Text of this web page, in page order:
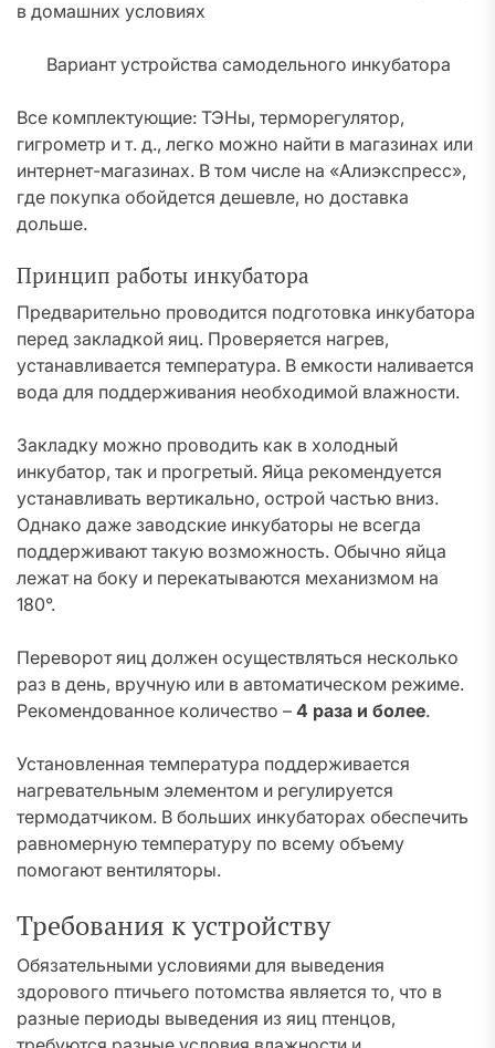
Вариант устройства самодельного инкубатора
Все комплектующие: ТЭНы, терморегулятор,
гигрометр и т. д., легко можно найти в магазинах или
интернет-магазинах. В том числе на «Алиэкспресс»,
где покупка обойдется дешевле, но доставка
дольше.
Принцип работы инкубатора
Предварительно проводится подготовка инкубатора
перед закладкой яиц. Проверяется нагрев,
устанавливается температура. В емкости наливается
вода для поддерживания необходимой влажности.
Закладку можно проводить как в холодный
инкубатор, так и прогретый. Яйца рекомендуется
устанавливать вертикально, острой частью вниз.
Однако даже заводские инкубаторы не всегда
поддерживают такую возможность. Обычно яйца
лежат на боку и перекатываются механизмом на
180°.
Переворот яиц должен осуществляться несколько
раз в день, вручную или в автоматическом режиме.
Рекомендованное количество – 4 раза и более.
Установленная температура поддерживается
нагревательным элементом и регулируется
термодатчиком. В больших инкубаторах обеспечить
равномерную температуру по всему объему
помогают вентиляторы.
Требования к устройству
Обязательными условиями для выведения
здорового птичьего потомства является то, что в
разные периоды выведения из яиц птенцов,